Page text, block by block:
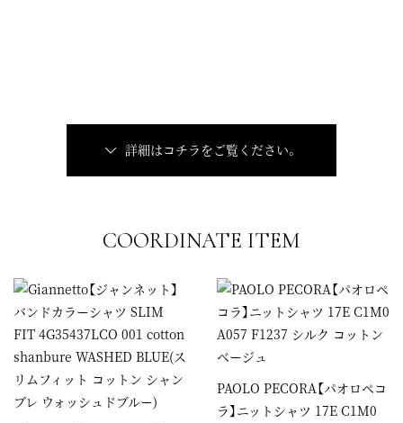
詳細はコチラをご覧ください。
COORDINATE ITEM
PAOLO PECORA【パオロペコ
ラ】ニットシャツ 17E C1M0